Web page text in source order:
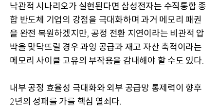
낙관적 시나리오가 실현된다면 삼성전자는 수직통합 종
합 반도체 기업의 강점을 극대화하며 과거 메모리 패권
을 완전 복원하겠지만, 공정 전환 지연이라는 비관적 압
박을 맞닥뜨릴 경우 과잉 공급과 재고 자산 축적이라는
메모리 사이클 고유의 부작용을 감내해야 할 수도 있다.
내부 공정 효율성 극대화와 외부 공급망 통제력이 향후
2년의 성패를 가를 핵심 열쇠다.